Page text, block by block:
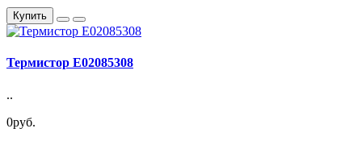
Купить
Термистор E02085308
..
0руб.